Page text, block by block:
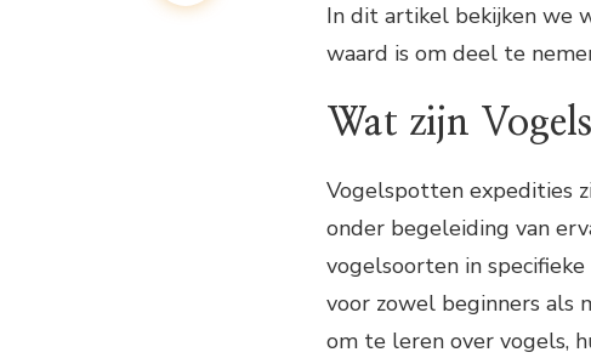
In dit artikel bekijken we
waard is om deel te
Wat zijn
Vogelspotten expedities
onder begeleiding van
vogelsoorten in
voor zowel beginners als
om te leren over vogels,